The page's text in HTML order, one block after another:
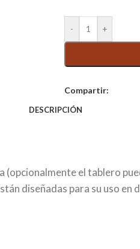
Compartir:
DESCRIPCIÓN
(opcionalmente el tablero
diseñadas para su uso